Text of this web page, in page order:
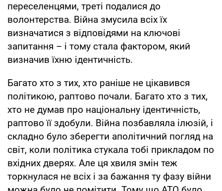
переселенцями, треті подалися до
волонтерства. Війна змусила всіх їх
визначатися з відповідями на ключові
запитання – і тому стала фактором, який
визначив їхню ідентичність.
Багато хто з тих, хто раніше не цікавився
політикою, раптово почали. Багато хто з тих,
хто не думав про національну ідентичність,
раптово її здобули. Війна позбавляла ілюзій, і
складно було зберегти аполітичний погляд на
світ, коли політика стукала тобі прикладом по
вхідних дверях. Але ця хвиля змін теж
торкнулася не всіх і за бажання ту фазу війни